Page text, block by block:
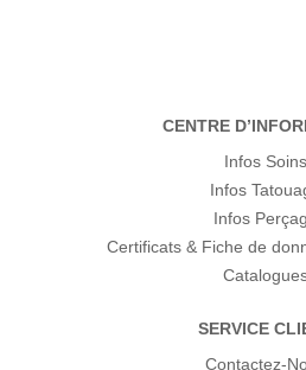
CENTRE
Infos Soins
Infos
Infos
Certificats & Fiche de
SERVICE
Contactez-